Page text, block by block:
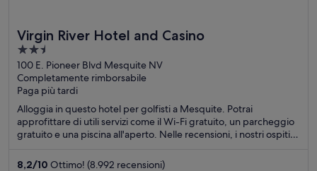
Virgin River Hotel and Casino
2.5
out
of
5
100 E. Pioneer Blvd Mesquite NV
Completamente rimborsabile
Paga più tardi
Alloggia in questo hotel per golfisti a Mesquite. Potrai
approfittare di utili servizi come il Wi-Fi gratuito, un parcheggio
gratuito e una piscina all'aperto. Nelle recensioni, i nostri ospiti
Nelle vicinanze si trovano i seguenti luoghi d'interesse: Virgin
8,2/10 Ottimo! (8.992 recensioni)